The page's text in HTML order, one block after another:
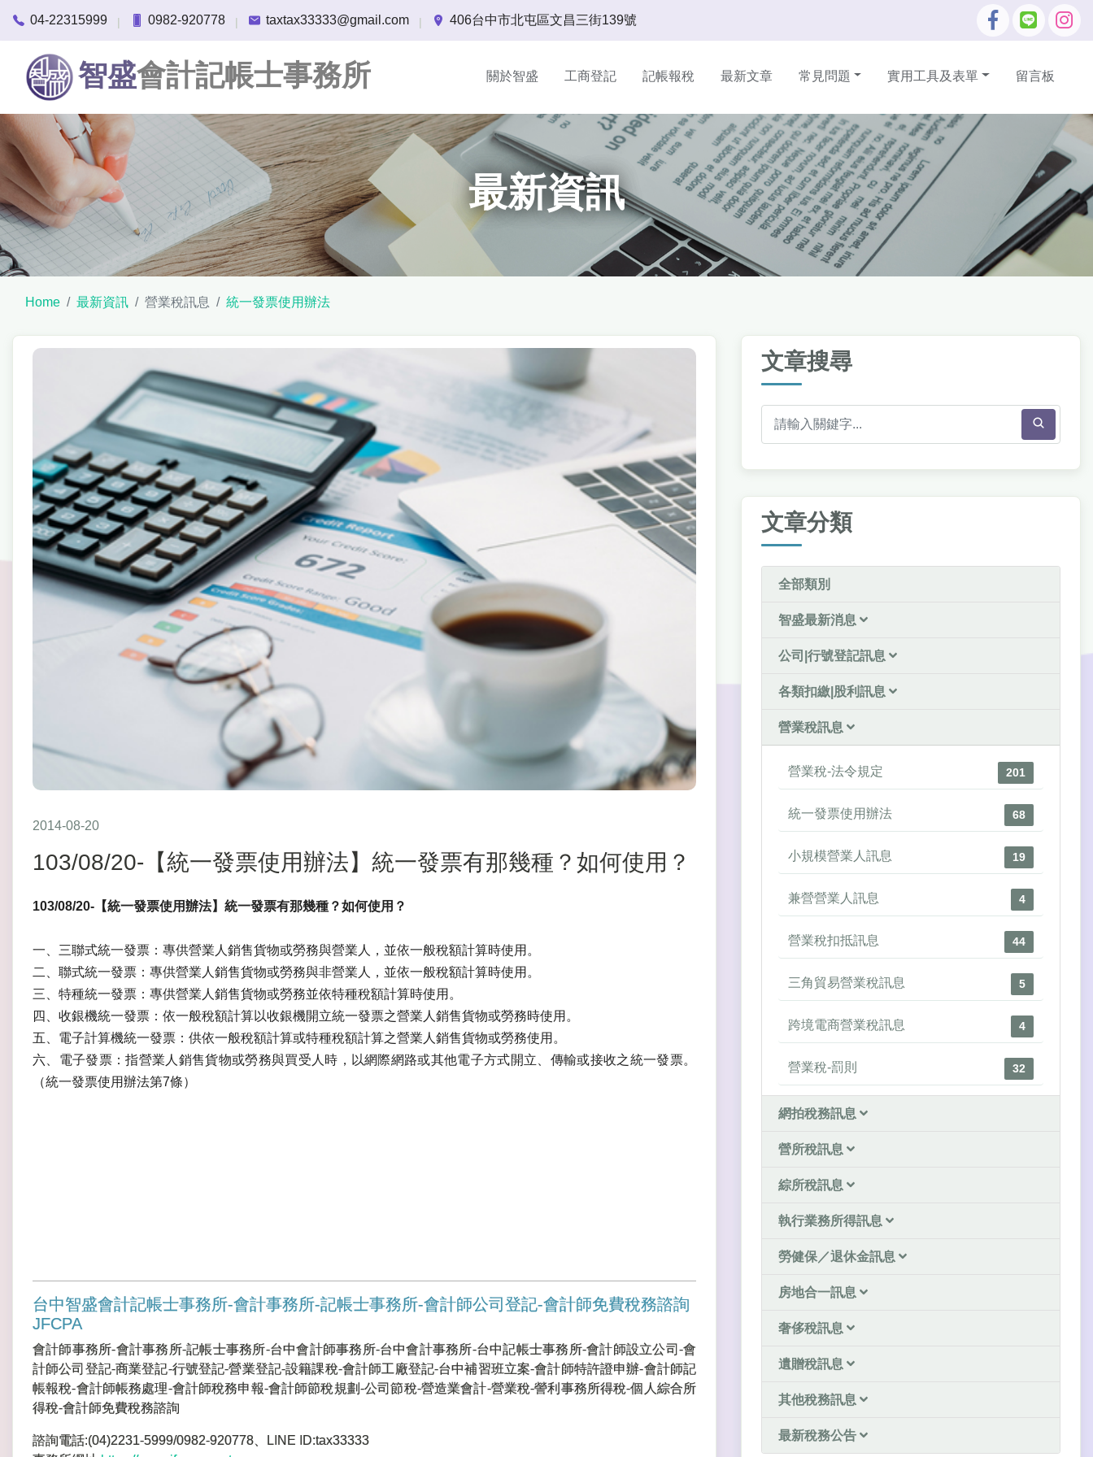
04-22315999 | 0982-920778 | taxtax33333@gmail.com | 406台中市北屯區文昌三街139號
智盛會計記帳士事務所 關於智盛 工商登記 記帳報稅 最新文章 常見問題 實用工具及表單 留言板
最新資訊
Home 最新資訊 營業稅訊息 統一發票使用辦法
2014-08-20
103/08/20-【統一發票使用辦法】統一發票有那幾種？如何使用？
103/08/20-【統一發票使用辦法】統一發票有那幾種？如何使用？
一、三聯式統一發票：專供營業人銷售貨物或勞務與營業人，並依一般稅額計算時使用。
二、聯式統一發票：專供營業人銷售貨物或勞務與非營業人，並依一般稅額計算時使用。
三、特種統一發票：專供營業人銷售貨物或勞務並依特種稅額計算時使用。
四、收銀機統一發票：依一般稅額計算以收銀機開立統一發票之營業人銷售貨物或勞務時使用。
五、電子計算機統一發票：供依一般稅額計算或特種稅額計算之營業人銷售貨物或勞務使用。
六、電子發票：指營業人銷售貨物或勞務與買受人時，以網際網路或其他電子方式開立、傳輸或接收之統一發票。
（統一發票使用辦法第7條）
台中智盛會計記帳士事務所-會計事務所-記帳士事務所-會計師公司登記-會計師免費稅務諮詢
JFCPA
會計師事務所-會計事務所-記帳士事務所-台中會計師事務所-台中會計事務所-台中記帳士事務所-會計師設立公司-會
計師公司登記-商業登記-行號登記-營業登記-設籍課稅-會計師工廠登記-台中補習班立案-會計師特許證申辦-會計師記
帳報稅-會計師帳務處理-會計師稅務申報-會計師節稅規劃-公司節稅-營造業會計-營業稅-謍利事務所得稅-個人綜合所
得稅-會計師免費稅務諮詢
諮詢電話:(04)2231-5999/0982-920778、LINE ID:tax33333
文章搜尋
文章分類
全部類別
智盛最新消息
公司|行號登記訊息
各類扣繳|股利訊息
營業稅訊息
營業稅-法令規定 201
統一發票使用辦法 68
小規模營業人訊息 19
兼營營業人訊息 4
營業稅扣抵訊息 44
三角貿易營業稅訊息 5
跨境電商營業稅訊息 4
營業稅-罰則 32
網拍稅務訊息
營所稅訊息
綜所稅訊息
執行業務所得訊息
勞健保／退休金訊息
房地合一訊息
奢侈稅訊息
遺贈稅訊息
其他稅務訊息
最新稅務公告